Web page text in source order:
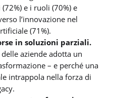
e i ruoli (70%) e
l’innovazione nel
(71%).
in soluzioni parziali.
aziende adotta un
– e perché una
intrappola nella forza di